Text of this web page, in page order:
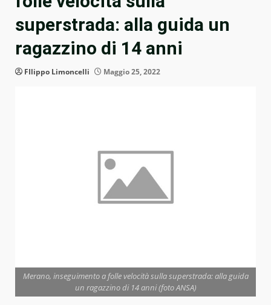
superstrada: alla guida un
ragazzino di 14 anni
FIlippo Limoncelli Maggio 25, 2022
Merano, inseguimento a folle velocità sulla superstrada: alla guida
un ragazzino di 14 anni (foto ANSA)